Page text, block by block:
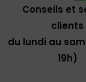
Conseils et
clients
du lundi au
19h)